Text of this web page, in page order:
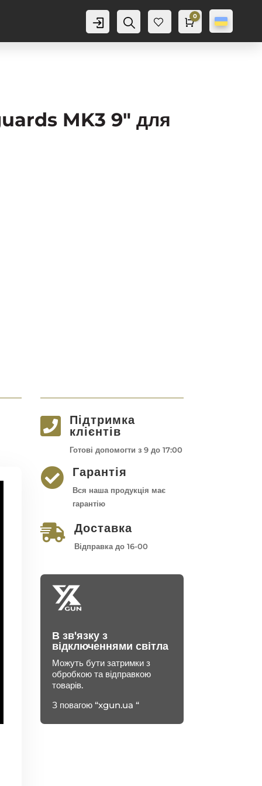
Аккаунт
Пошук
Баж
Cart
0
0,0грн
MK3 9″ для

Підтримка
клієнтів
Готові допомогти з 9 до 17:00
 Гарантія
Вся наша продукція має
гарантію
 Доставка
Відправка до 16-00
В зв'язку з
відключеннями світла
Можуть бути затримки з
обробкою та відправкою
товарів.
З повагою “xgun.ua “